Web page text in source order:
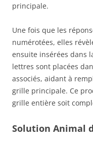
principale.
Une fois que les
numérotées, elles
ensuite insérées dans
lettres sont placées
associés, aidant à
grille principale. Ce
grille entière soit
Solution Animal